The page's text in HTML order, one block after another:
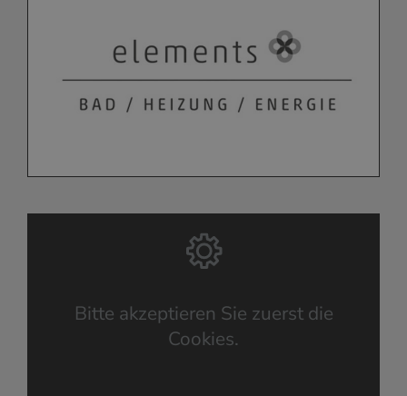
Bitte akzeptieren Sie zuerst die
Cookies.